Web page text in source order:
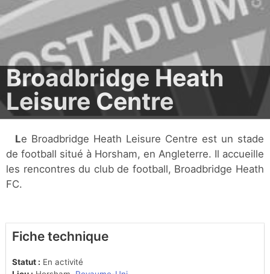
Broadbridge Heath
Leisure Centre
Le Broadbridge Heath Leisure Centre est un stade
de football situé à Horsham, en Angleterre. Il accueille
les rencontres du club de football, Broadbridge Heath
FC.
Fiche technique
Statut : En activité